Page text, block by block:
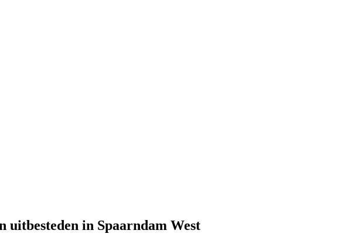
uitbesteden in Spaarndam West